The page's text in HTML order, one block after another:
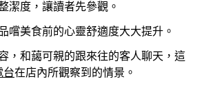
潔度，讓讀者先參觀。
嚐美食前的心靈舒適度大大提升。
，和藹可親的跟來往的客人聊天，這
台在店內所觀察到的情景。